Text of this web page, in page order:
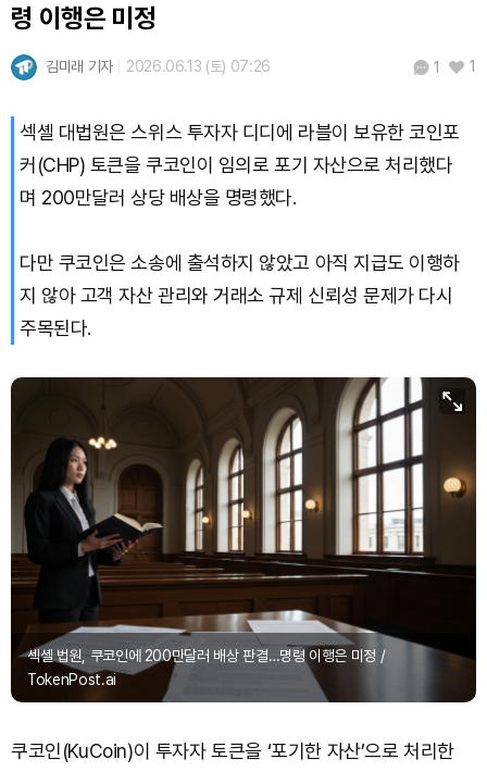
Dogecoin (DOGE)
령 이행은 미정
김미래 기자 2026.06.13 (토) 07:26 1 1
섹셸 대법원은 스위스 투자자 디디에 라블이 보유한 코인포
커(CHP) 토큰을 쿠코인이 임의로 포기 자산으로 처리했다
며 200만달러 상당 배상을 명령했다.
다만 쿠코인은 소송에 출석하지 않았고 아직 지급도 이행하
지 않아 고객 자산 관리와 거래소 규제 신뢰성 문제가 다시
주목된다.
섹셸 법원, 쿠코인에 200만달러 배상 판결…명령 이행은 미정 /
TokenPost.ai
쿠코인(KuCoin)이 투자자 토큰을 ‘포기한 자산’으로 처리한